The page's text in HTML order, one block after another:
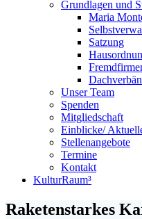
Grundlagen und
Maria
Satzung
Unser Team
Spenden
Mitgliedschaft
Einblicke/
Stellenangebote
Termine
Kontakt
KulturRaum³
Raketenstarkes